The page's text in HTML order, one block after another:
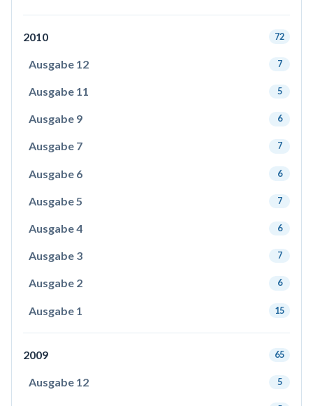
2010 72
Ausgabe 12 7
Ausgabe 11 5
Ausgabe 9 6
Ausgabe 7 7
Ausgabe 6 6
Ausgabe 5 7
Ausgabe 4 6
Ausgabe 3 7
Ausgabe 2 6
Ausgabe 1 15
2009 65
Ausgabe 12 5